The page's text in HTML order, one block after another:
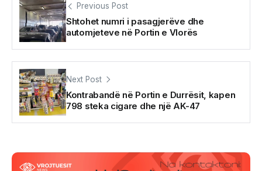
Previous Post
Shtohet numri i pasagjerëve dhe
automjeteve në Portin e Vlorës
Next Post
Kontrabandë në Portin e Durrësit, kapen
798 steka cigare dhe një AK-47